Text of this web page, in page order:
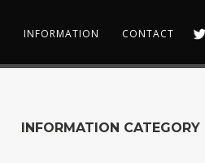
INFORMATION CONTACT
INFORMATION CATEGORY